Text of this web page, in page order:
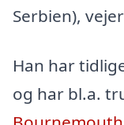
Serbien),
Han har
og har bl.a.